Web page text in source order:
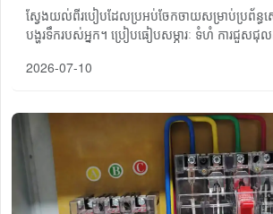
ស្វែងយល់ពីរបៀបដែលប្រអប់ចែកចាយសម្រាប់ប្រព័ន្ធស
បង្ហូរទឹករបស់អ្នក។ ប្រៀបធៀបសម្ភារៈ ទំហំ ការជួសជុលក
2026-07-10